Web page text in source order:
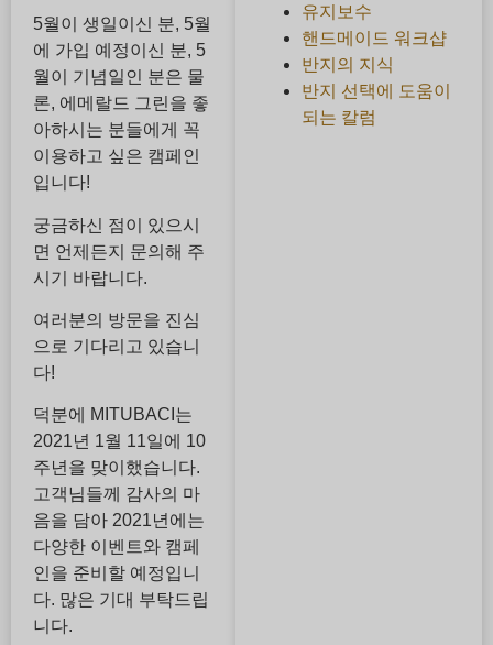
5월이 생일이신 분, 5월
에 가입 예정이신 분, 5
월이 기념일인 분은 물
론, 에메랄드 그린을 좋
아하시는 분들에게 꼭
이용하고 싶은 캠페인
입니다!
궁금하신 점이 있으시
면 언제든지 문의해 주
시기 바랍니다.
여러분의 방문을 진심
으로 기다리고 있습니
다!
덕분에 MITUBACI는
2021년 1월 11일에 10
주년을 맞이했습니다.
고객님들께 감사의 마
음을 담아 2021년에는
다양한 이벤트와 캠페
인을 준비할 예정입니
다. 많은 기대 부탁드립
니다.
유지보수
핸드메이드 워크샵
반지의 지식
반지 선택에 도움이
되는 칼럼